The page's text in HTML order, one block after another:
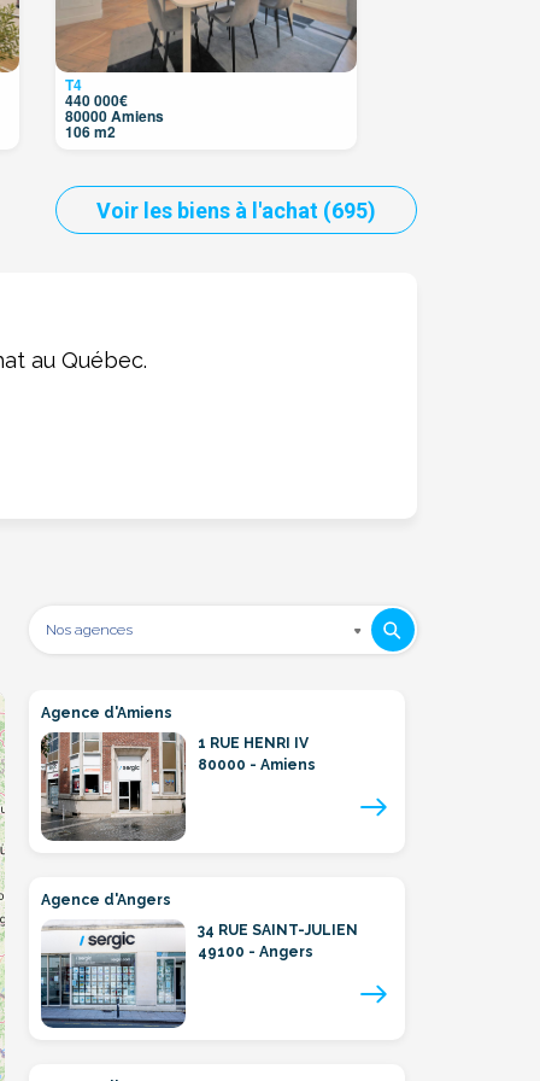
T4
440 000€
80000 Amiens
106 m2
Voir les biens à l'achat (695)
au Québec.
Agence d'Amiens
1 RUE HENRI IV
80000 - Amiens
Agence d'Angers
34 RUE SAINT-JULIEN
49100 - Angers